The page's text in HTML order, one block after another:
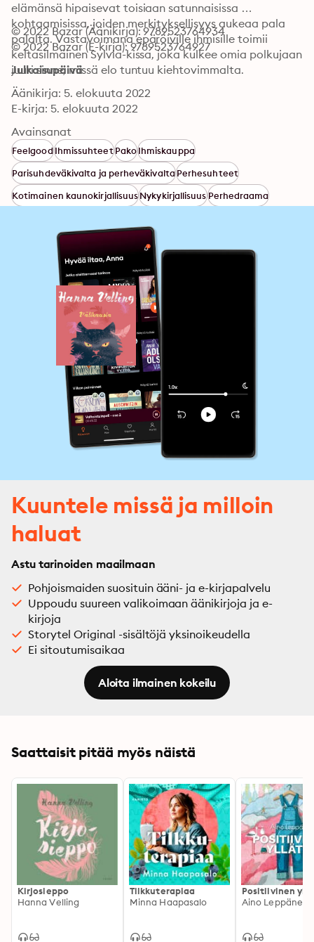
elämänsä hipaisevat toisiaan satunnaisissa
kohtaamisissa, joiden merkityksellisyys aukeaa pala
palalta. Vastavoimana epäröiville ihmisille toimii
keltasilmäinen Sylvia-kissa, joka kulkee omia polkujaan
juuri sinne, missä elo tuntuu kiehtovimmalta.
© 2022 Bazar (Äänikirja): 9789523764934
© 2022 Bazar (E-kirja): 9789523764927
Julkaisupäivä
Äänikirja: 5. elokuuta 2022
E-kirja: 5. elokuuta 2022
Avainsanat
FeelgoodIhmissuhteetPakoIhmiskauppa
Parisuhdeväkivalta ja perheväkivaltaPerhesuhteet
Kotimainen kaunokirjallisuusNykykirjallisuusPerhedraama
Kuuntele missä ja milloin
haluat
Astu tarinoiden maailmaan
Pohjoismaiden suosituin ääni- ja e-kirjapalvelu
Uppoudu suureen valikoimaan äänikirjoja ja e-
kirjoja
Storytel Original -sisältöjä yksinoikeudella
Ei sitoutumisaikaa
Aloita ilmainen kokeilu
Saattaisit pitää myös näistä
Kirjosieppo
Hanna Velling
Tilkkuterapiaa
Minna Haapasalo
Positiivinen
Aino Leppänen